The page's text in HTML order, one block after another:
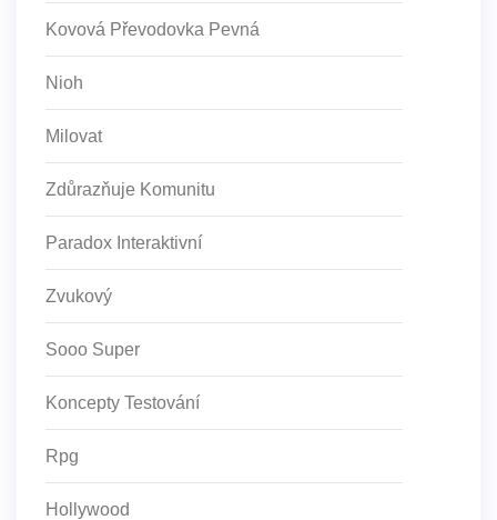
Kovová Převodovka Pevná
Nioh
Milovat
Zdůrazňuje Komunitu
Paradox Interaktivní
Zvukový
Sooo Super
Koncepty Testování
Rpg
Hollywood